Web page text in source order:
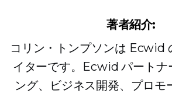
著者紹介:
コリン・トンプソンは Ecwid
イターです。Ecwid パートナ
ング、ビジネス開発、プロモ